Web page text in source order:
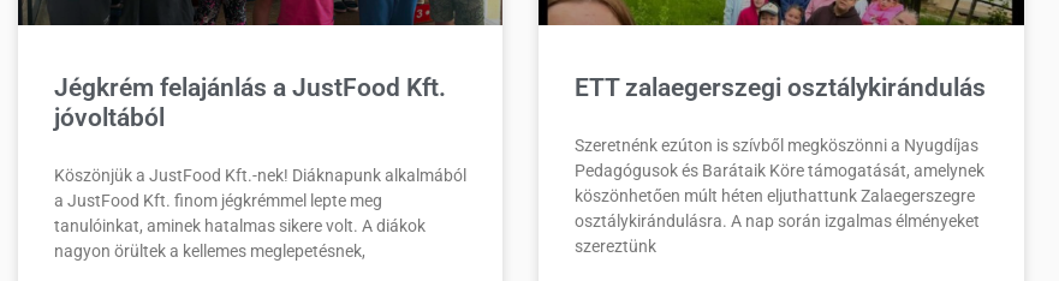
Jégkrém felajánlás a JustFood Kft.
jóvoltából
Köszönjük a JustFood Kft.-nek! Diáknapunk alkalmából
a JustFood Kft. finom jégkrémmel lepte meg
tanulóinkat, aminek hatalmas sikere volt. A diákok
nagyon örültek a kellemes meglepetésnek,
ETT zalaegerszegi osztálykirándulás
Szeretnénk ezúton is szívből megköszönni a Nyugdíjas
Pedagógusok és Barátaik Köre támogatását, amelynek
köszönhetően múlt héten eljuthattunk Zalaegerszegre
osztálykirándulásra. A nap során izgalmas élményeket
szereztünk